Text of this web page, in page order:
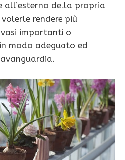
all’esterno della propria
rendere più
importanti o
modo adeguato ed